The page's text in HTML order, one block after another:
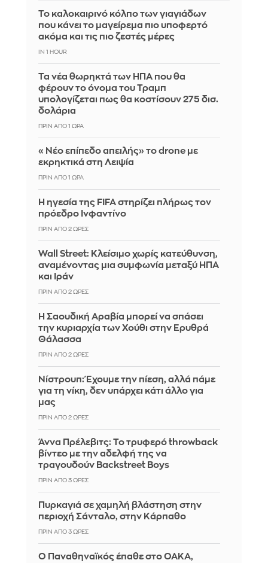
Το καλοκαιρινό κόλπο των γιαγιάδων
που κάνει το μαγείρεμα πιο υποφερτό
ακόμα και τις πιο ζεστές μέρες
IN 1 HOUR
Τα νέα θωρηκτά των ΗΠΑ που θα
φέρουν το όνομα του Τραμπ
υπολογίζεται πως θα κοστίσουν 275 δισ.
δολάρια
ΠΡΙΝ ΑΠΌ 1 ΏΡΑ
«Νέο επίπεδο απειλής» το drone με
εκρηκτικά στη Λειψία
ΠΡΙΝ ΑΠΌ 1 ΏΡΑ
Η ηγεσία της FIFA στηρίζει πλήρως τον
πρόεδρο Ινφαντίνο
ΠΡΙΝ ΑΠΌ 2 ΏΡΕΣ
Wall Street: Κλείσιμο χωρίς κατεύθυνση,
αναμένοντας μια συμφωνία μεταξύ ΗΠΑ
και Ιράν
ΠΡΙΝ ΑΠΌ 2 ΏΡΕΣ
Η Σαουδική Αραβία μπορεί να σπάσει
την κυριαρχία των Χούθι στην Ερυθρά
Θάλασσα
ΠΡΙΝ ΑΠΌ 2 ΏΡΕΣ
Νίστρουπ: Έχουμε την πίεση, αλλά πάμε
για τη νίκη, δεν υπάρχει κάτι άλλο για
μας
ΠΡΙΝ ΑΠΌ 2 ΏΡΕΣ
Άννα Πρέλεβιτς: Το τρυφερό throwback
βίντεο με την αδελφή της να
τραγουδούν Backstreet Boys
ΠΡΙΝ ΑΠΌ 3 ΏΡΕΣ
Πυρκαγιά σε χαμηλή βλάστηση στην
περιοχή Σάνταλο, στην Κάρπαθο
ΠΡΙΝ ΑΠΌ 3 ΏΡΕΣ
Ο Παναθηναϊκός έπαθε στο ΟΑΚΑ,